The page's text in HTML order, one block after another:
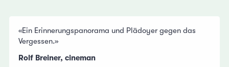
«Ein Erinnerungspanorama und Plädoyer gegen das
Vergessen.»
Rolf Breiner, cineman